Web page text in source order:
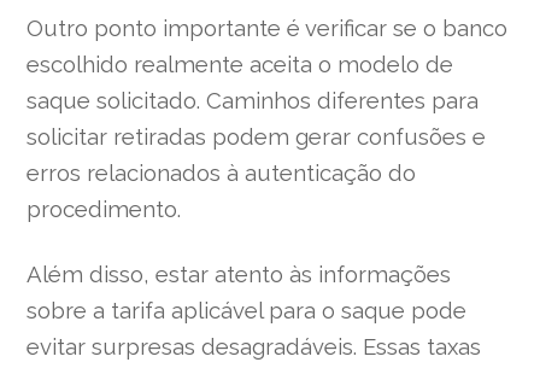
Outro ponto importante é verificar se o banco
escolhido realmente aceita o modelo de
saque solicitado. Caminhos diferentes para
solicitar retiradas podem gerar confusões e
erros relacionados à autenticação do
procedimento.
Além disso, estar atento às informações
sobre a tarifa aplicável para o saque pode
evitar surpresas desagradáveis. Essas taxas